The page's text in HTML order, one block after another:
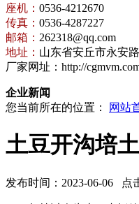
座机： 0536-4212670
传真： 0536-4287227
邮箱： 262318@qq.com
地址： 山东省安丘市永安
厂家网址：http://
企业新闻
您当前所在的位置：
网站
土豆开沟培
发布时间：2023-06-06 点